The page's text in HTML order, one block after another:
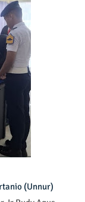
(Unnur)